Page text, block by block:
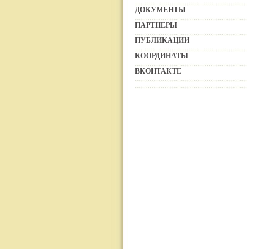
ДОКУМЕНТЫ
ПАРТНЕРЫ
ПУБЛИКАЦИИ
КООРДИНАТЫ
ВКОНТАКТЕ